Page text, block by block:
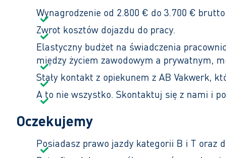
Nawadnianie, odchwaszczanie i
Pracujesz od poniedziałku do piątku na
Wynagrodzenie od 2.800 € do 3.700 €
Zwrot kosztów dojazdu do pracy.
Elastyczny budżet na świadczenia
między życiem zawodowym a prywatnym,
Stały kontakt z opiekunem z AB Vakwerk,
A to nie wszystko. Skontaktuj się z nami i
Oczekujemy
Posiadasz prawo jazdy kategorii B i T oraz